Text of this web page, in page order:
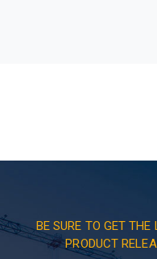
BE SURE TO GET THE
PRODUCT